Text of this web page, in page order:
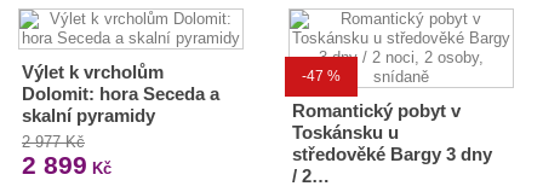
Výlet k vrcholům
Dolomit: hora Seceda a
skalní pyramidy
2 977 Kč
2 899 Kč
-47 %
Romantický pobyt v
Toskánsku u
středověké Bargy 3 dny
/ 2…